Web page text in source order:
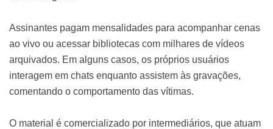
Assinantes pagam mensalidades para acompanhar cenas
ao vivo ou acessar bibliotecas com milhares de vídeos
arquivados. Em alguns casos, os próprios usuários
interagem em chats enquanto assistem às gravações,
comentando o comportamento das vítimas.
O material é comercializado por intermediários, que atuam